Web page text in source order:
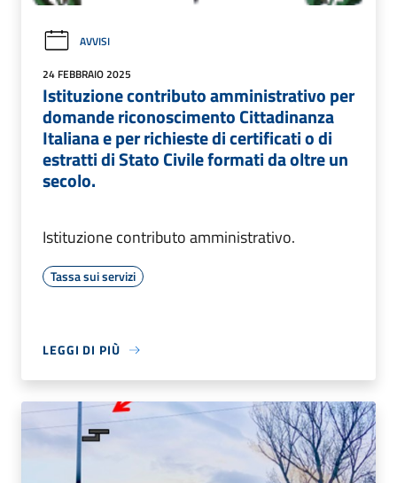
AVVISI
24 FEBBRAIO 2025
Istituzione contributo amministrativo per
domande riconoscimento Cittadinanza
Italiana e per richieste di certificati o di
estratti di Stato Civile formati da oltre un
secolo.
Istituzione contributo amministrativo.
Tassa sui servizi
LEGGI DI PIÙ